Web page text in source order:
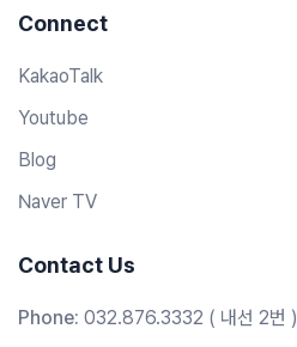
Connect
KakaoTalk
Youtube
Blog
Naver TV
Contact Us
Phone: 032.876.3332 ( 내선 2번 )